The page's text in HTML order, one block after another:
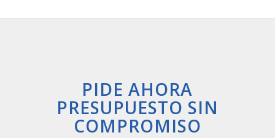
PIDE AHORA
PRESUPUESTO SIN
COMPROMISO